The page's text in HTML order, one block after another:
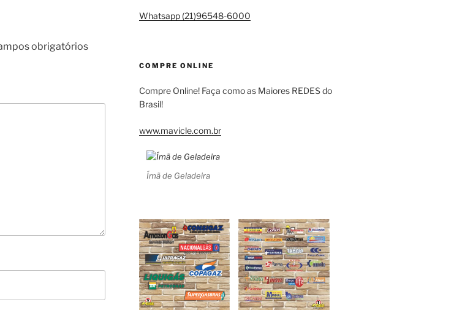
obrigatórios
Whatsapp (21)96548-6000
COMPRE ONLINE
Compre Online! Faça como as Maiores REDES do
Brasil!
www.mavicle.com.br
Ímã de Geladeira